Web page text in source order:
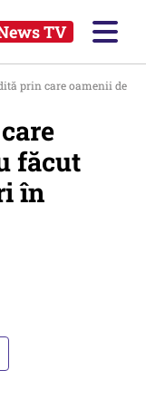
TV
prin care oamenii de
făcut
în